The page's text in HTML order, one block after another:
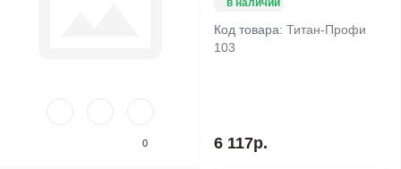
0
в наличии
Код товара: Титан-Профи
103
6 117р.